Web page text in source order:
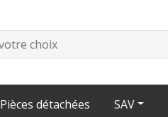
Pièces détachées SAV